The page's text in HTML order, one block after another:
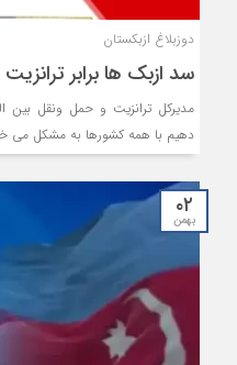
دوزبلاغ ازبکستان
سد ازبک ها برابر ترانزیت
مدیرکل ترانزیت و حمل ونقل بین
دهیم با همه کشورها به مشکل می
۰۲
بهمن